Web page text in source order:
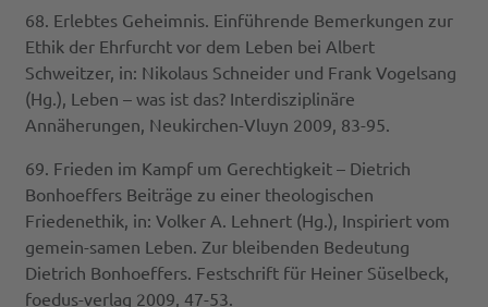
68. Erlebtes Geheimnis. Einführende Bemerkungen zur
Ethik der Ehrfurcht vor dem Leben bei Albert
Schweitzer, in: Nikolaus Schneider und Frank Vogelsang
(Hg.), Leben – was ist das? Interdisziplinäre
Annäherungen, Neukirchen-Vluyn 2009, 83-95.
69. Frieden im Kampf um Gerechtigkeit – Dietrich
Bonhoeffers Beiträge zu einer theologischen
Friedenethik, in: Volker A. Lehnert (Hg.), Inspiriert vom
gemein-samen Leben. Zur bleibenden Bedeutung
Dietrich Bonhoeffers. Festschrift für Heiner Süselbeck,
foedus-verlag 2009, 47-53.